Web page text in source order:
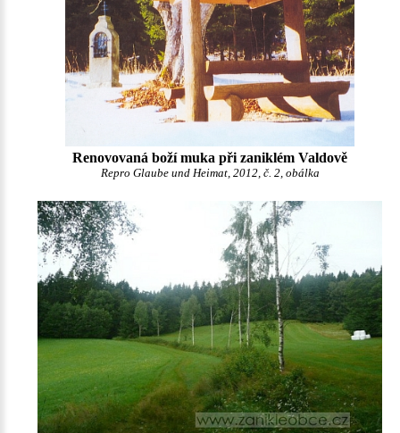
Renovovaná boží muka při zaniklém Valdově
Repro Glaube und Heimat, 2012, č. 2, obálka